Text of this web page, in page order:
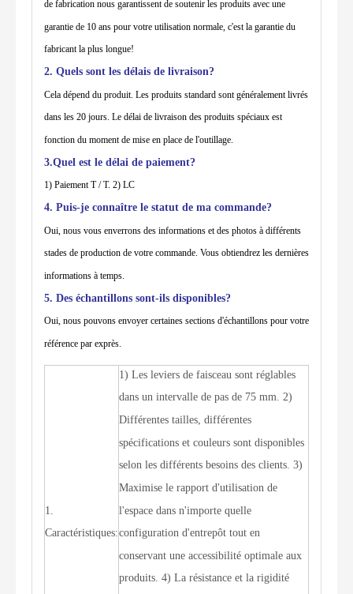
de fabrication nous garantissent de soutenir les produits avec une
garantie de 10 ans pour votre utilisation normale, c'est la garantie du
fabricant la plus longue!
2. Quels sont les délais de livraison?
Cela dépend du produit. Les produits standard sont généralement livrés
dans les 20 jours. Le délai de livraison des produits spéciaux est
fonction du moment de mise en place de l'outillage.
3.Quel est le délai de paiement?
1) Paiement T / T. 2) LC
4. Puis-je connaître le statut de ma commande?
Oui, nous vous enverrons des informations et des photos à différents
stades de production de votre commande. Vous obtiendrez les dernières
informations à temps.
5. Des échantillons sont-ils disponibles?
Oui, nous pouvons envoyer certaines sections d'échantillons pour votre
référence par exprès.
1.
Caractéristiques:
1) Les leviers de faisceau sont réglables
dans un intervalle de pas de 75 mm. 2)
Différentes tailles, différentes
spécifications et couleurs sont disponibles
selon les différents besoins des clients. 3)
Maximise le rapport d'utilisation de
l'espace dans n'importe quelle
configuration d'entrepôt tout en
conservant une accessibilité optimale aux
produits. 4) La résistance et la rigidité